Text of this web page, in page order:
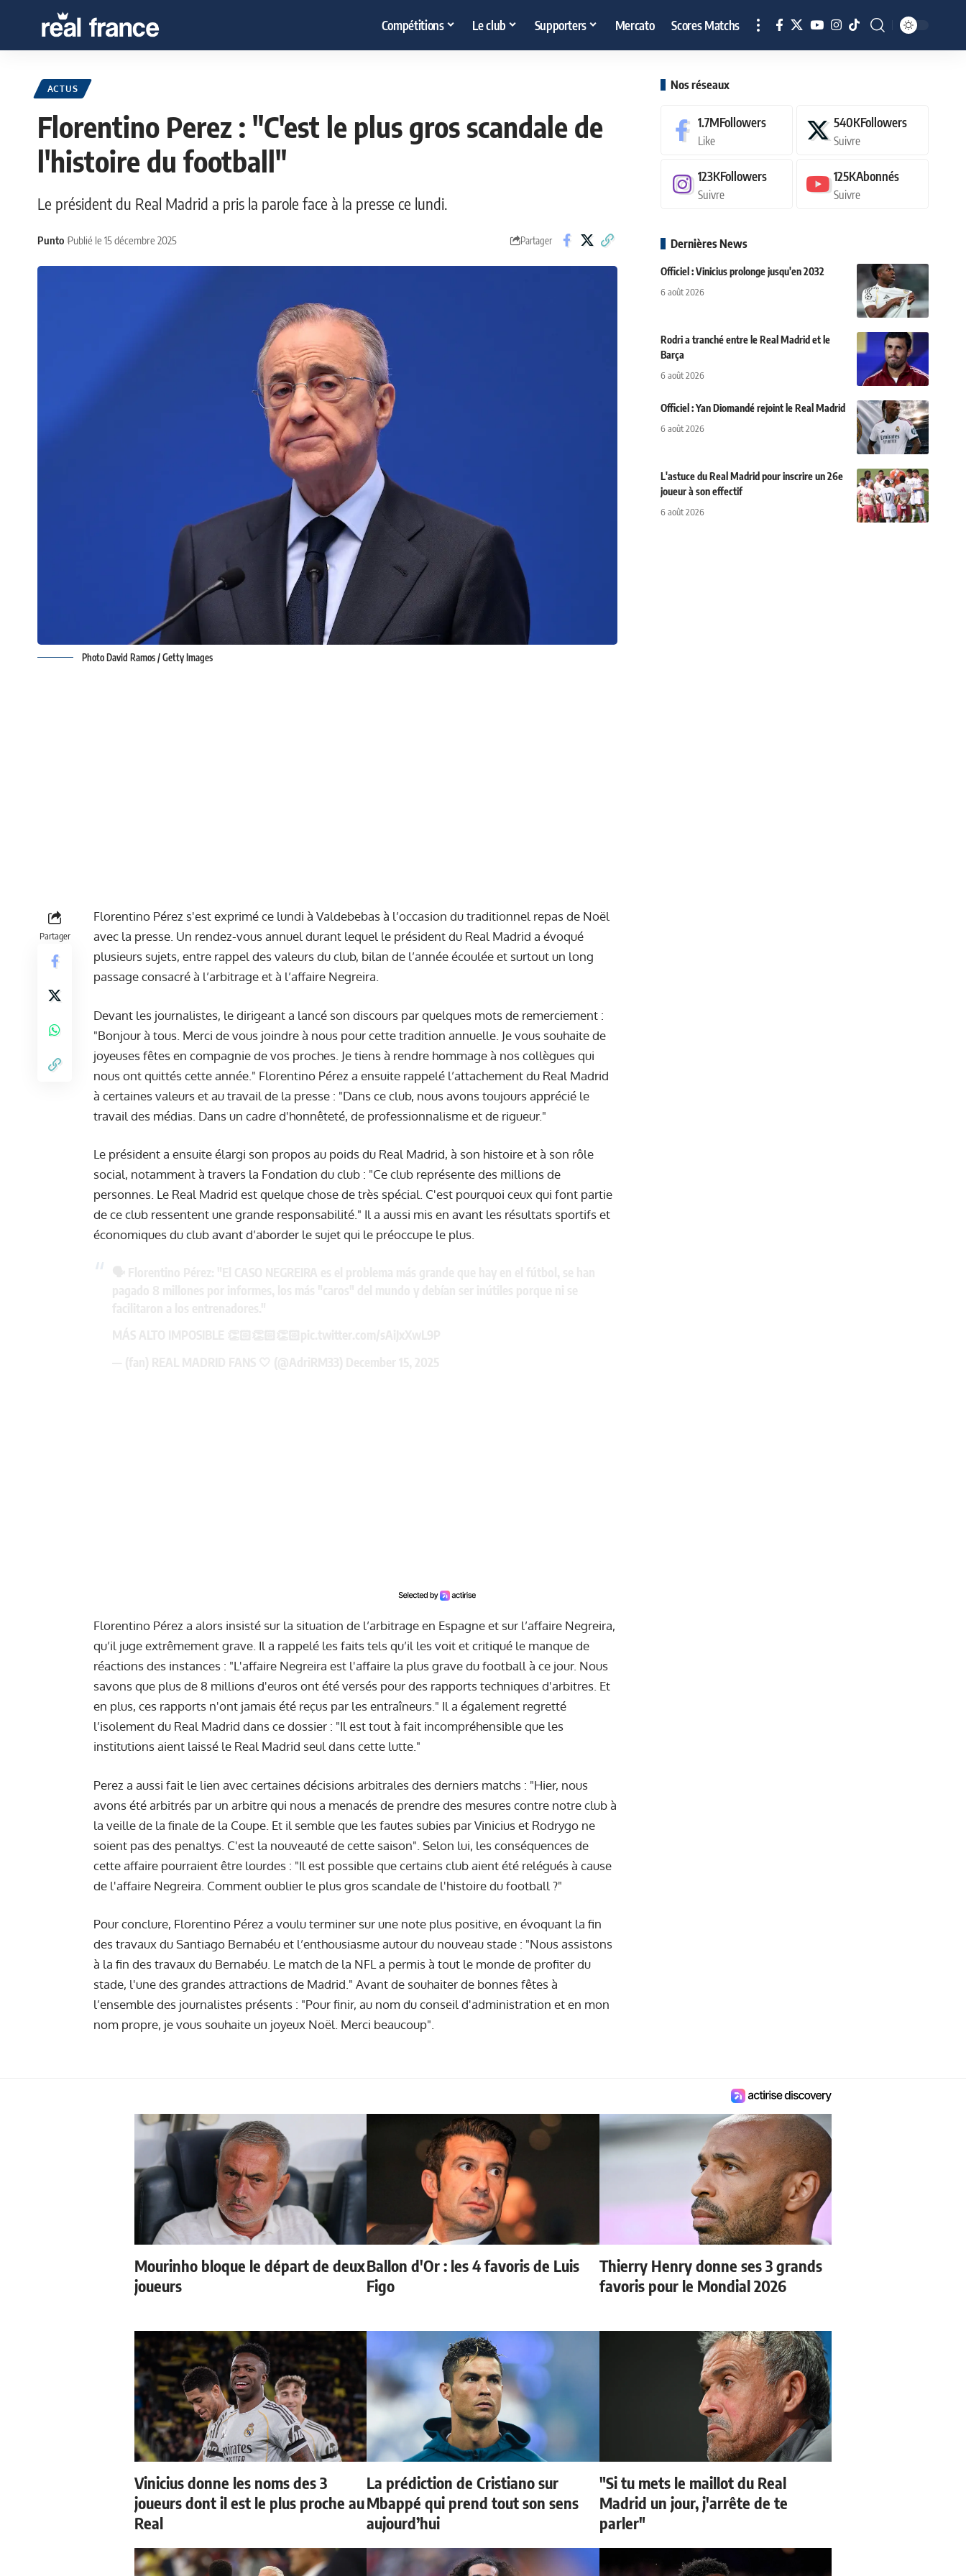
Compétitions Le club Supporters Mercato Scores Matchs
ACTUS
Florentino Perez : "C'est le plus gros scandale de
l'histoire du football"
Le président du Real Madrid a pris la parole face à la presse ce lundi.
Punto Publié le 15 décembre 2025 Partager
Photo David Ramos / Getty Images
Partager
Florentino Pérez s'est exprimé ce lundi à Valdebebas à l’occasion du traditionnel repas de Noël
avec la presse. Un rendez-vous annuel durant lequel le président du Real Madrid a évoqué
plusieurs sujets, entre rappel des valeurs du club, bilan de l’année écoulée et surtout un long
passage consacré à l’arbitrage et à l’affaire Negreira.
Devant les journalistes, le dirigeant a lancé son discours par quelques mots de remerciement :
"Bonjour à tous. Merci de vous joindre à nous pour cette tradition annuelle. Je vous souhaite de
joyeuses fêtes en compagnie de vos proches. Je tiens à rendre hommage à nos collègues qui
nous ont quittés cette année." Florentino Pérez a ensuite rappelé l’attachement du Real Madrid
à certaines valeurs et au travail de la presse : "Dans ce club, nous avons toujours apprécié le
travail des médias. Dans un cadre d'honnêteté, de professionnalisme et de rigueur."
Le président a ensuite élargi son propos au poids du Real Madrid, à son histoire et à son rôle
social, notamment à travers la Fondation du club : "Ce club représente des millions de
personnes. Le Real Madrid est quelque chose de très spécial. C'est pourquoi ceux qui font partie
de ce club ressentent une grande responsabilité." Il a aussi mis en avant les résultats sportifs et
économiques du club avant d’aborder le sujet qui le préoccupe le plus.
Florentino Pérez a alors insisté sur la situation de l’arbitrage en Espagne et sur l’affaire Negreira,
qu’il juge extrêmement grave. Il a rappelé les faits tels qu’il les voit et critiqué le manque de
réactions des instances : "L'affaire Negreira est l'affaire la plus grave du football à ce jour. Nous
savons que plus de 8 millions d'euros ont été versés pour des rapports techniques d'arbitres. Et
en plus, ces rapports n'ont jamais été reçus par les entraîneurs." Il a également regretté
l’isolement du Real Madrid dans ce dossier : "Il est tout à fait incompréhensible que les
institutions aient laissé le Real Madrid seul dans cette lutte."
Perez a aussi fait le lien avec certaines décisions arbitrales des derniers matchs : "Hier, nous
avons été arbitrés par un arbitre qui nous a menacés de prendre des mesures contre notre club à
la veille de la finale de la Coupe. Et il semble que les fautes subies par Vinicius et Rodrygo ne
soient pas des penaltys. C'est la nouveauté de cette saison". Selon lui, les conséquences de
cette affaire pourraient être lourdes : "Il est possible que certains club aient été relégués à cause
de l'affaire Negreira. Comment oublier le plus gros scandale de l'histoire du football ?"
Pour conclure, Florentino Pérez a voulu terminer sur une note plus positive, en évoquant la fin
des travaux du Santiago Bernabéu et l’enthousiasme autour du nouveau stade : "Nous assistons
à la fin des travaux du Bernabéu. Le match de la NFL a permis à tout le monde de profiter du
stade, l'une des grandes attractions de Madrid." Avant de souhaiter de bonnes fêtes à
l’ensemble des journalistes présents : "Pour finir, au nom du conseil d'administration et en mon
nom propre, je vous souhaite un joyeux Noël. Merci beaucoup".
Nos réseaux
1.7MFollowers
Like
540KFollowers
Suivre
123KFollowers
Suivre
125KAbonnés
Suivre
Dernières News
Officiel : Vinicius prolonge jusqu'en 2032
6 août 2026
Rodri a tranché entre le Real Madrid et le
Barça
6 août 2026
Officiel : Yan Diomandé rejoint le Real Madrid
6 août 2026
L'astuce du Real Madrid pour inscrire un 26e
joueur à son effectif
6 août 2026
Mourinho bloque le départ de deux
joueurs
Ballon d'Or : les 4 favoris de Luis
Figo
Thierry Henry donne ses 3 grands
favoris pour le Mondial 2026
Vinicius donne les noms des 3
joueurs dont il est le plus proche au
Real
La prédiction de Cristiano sur
Mbappé qui prend tout son sens
aujourd’hui
"Si tu mets le maillot du Real
Madrid un jour, j'arrête de te
parler"